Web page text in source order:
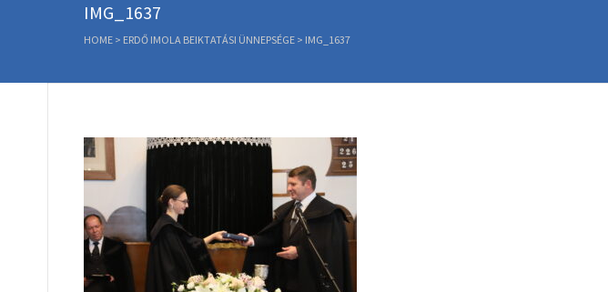
IMG_1637
HOME > ERDŐ IMOLA BEIKTATÁSI ÜNNEPSÉGE > IMG_1637